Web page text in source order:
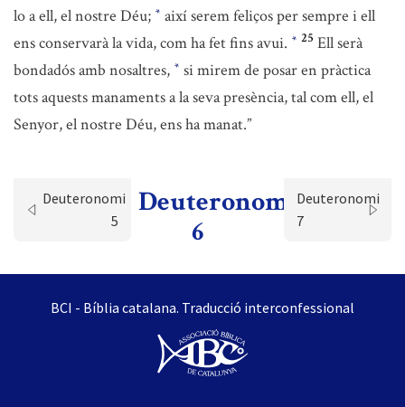
lo a ell, el nostre Déu; * així serem feliços per sempre i ell
ens conservarà la vida, com ha fet fins avui. * 25 Ell serà
bondadós amb nosaltres, * si mirem de posar en pràctica
tots aquests manaments a la seva presència, tal com ell, el
Senyor, el nostre Déu, ens ha manat.”
Deuteronomi
5
Deuteronomi
6
Deuteronomi
7
BCI - Bíblia catalana. Traducció interconfessional